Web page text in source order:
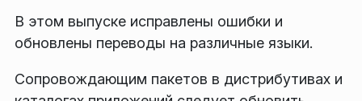
В этом выпуске исправлены ошибки и
обновлены переводы на различные языки.
Сопровождающим пакетов в дистрибутивах и